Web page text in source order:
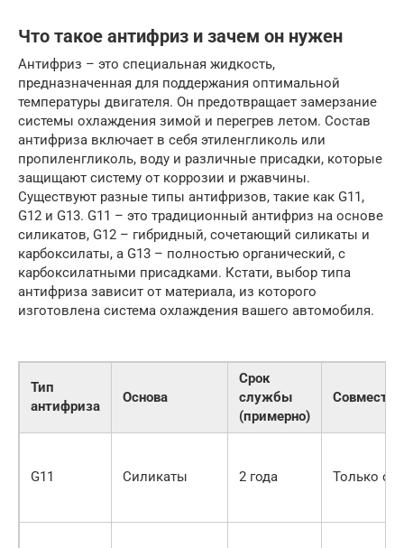
Что такое антифриз и зачем он нужен
Антифриз – это специальная жидкость,
предназначенная для поддержания оптимальной
температуры двигателя. Он предотвращает замерзание
системы охлаждения зимой и перегрев летом. Состав
антифриза включает в себя этиленгликоль или
пропиленгликоль, воду и различные присадки, которые
защищают систему от коррозии и ржавчины.
Существуют разные типы антифризов, такие как G11,
G12 и G13. G11 – это традиционный антифриз на основе
силикатов, G12 – гибридный, сочетающий силикаты и
карбоксилаты, а G13 – полностью органический, с
карбоксилатными присадками. Кстати, выбор типа
антифриза зависит от материала, из которого
изготовлена система охлаждения вашего автомобиля.
Тип
антифриза
Основа
Срок
службы
(примерно)
G11 Силикаты 2 года Только с